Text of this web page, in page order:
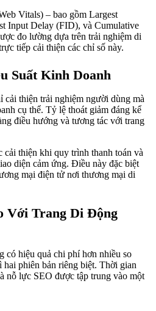
Vitals) – bao gồm Largest
Input Delay (FID), và Cumulative
đo lường dựa trên trải nghiệm di
tiếp cải thiện các chỉ số này.
Suất Kinh Doanh
cải thiện trải nghiệm người dùng mà
cụ thể. Tỷ lệ thoát giảm đáng kể
điều hướng và tương tác với trang
thiện khi quy trình thanh toán và
diện cảm ứng. Điều này đặc biệt
mại điện tử nơi thương mại di
Với Trang Di Động
có hiệu quả chi phí hơn nhiều so
phiên bản riêng biệt. Thời gian
nỗ lực SEO được tập trung vào một